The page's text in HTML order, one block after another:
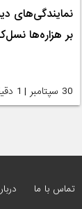
نمایندگی‌های
بر هزاره‌ها
30 سپتامبر | 1 دقیقه
تماس با ما